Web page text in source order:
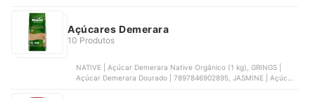
Açúcares Demerara
10 Produtos
NATIVE | Açúcar Demerara Native Orgânico (1 kg), GRINGS |
Açúcar Demerara Dourado | 7897846902895, JASMINE | Açúcar